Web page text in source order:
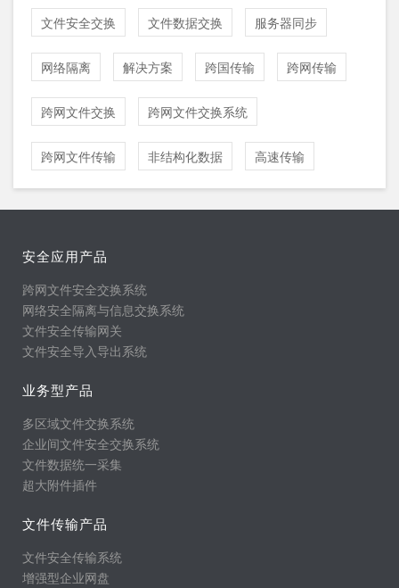
文件安全交换 文件数据交换 服务器同步
网络隔离 解决方案 跨国传输 跨网传输
跨网文件交换 跨网文件交换系统
跨网文件传输 非结构化数据 高速传输
安全应用产品
跨网文件安全交换系统
网络安全隔离与信息交换系统
文件安全传输网关
文件安全导入导出系统
业务型产品
多区域文件交换系统
企业间文件安全交换系统
文件数据统一采集
超大附件插件
文件传输产品
文件安全传输系统
增强型企业网盘